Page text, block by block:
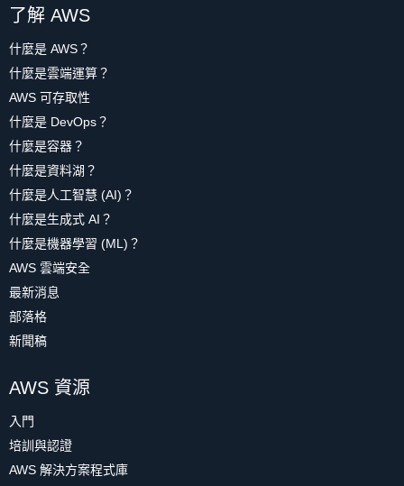
了解 AWS
什麼是 AWS？
什麼是雲端運算？
AWS 可存取性
什麼是 DevOps？
什麼是容器？
什麼是資料湖？
什麼是人工智慧 (AI)？
什麼是生成式 AI？
什麼是機器學習 (ML)？
AWS 雲端安全
最新消息
部落格
新聞稿
AWS 資源
入門
培訓與認證
AWS 解決方案程式庫